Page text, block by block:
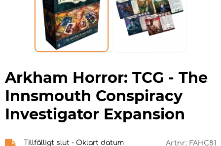
Arkham Horror: TCG - The
Innsmouth Conspiracy
Investigator Expansion
Tillfälligt slut - Oklart datum Artnr: FAHC81